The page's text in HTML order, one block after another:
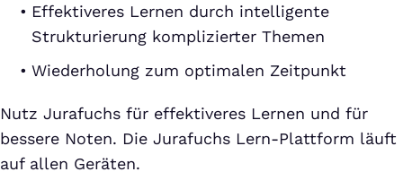
Effektiveres Lernen durch intelligente
Strukturierung komplizierter Themen
Wiederholung zum optimalen Zeitpunkt
Nutz Jurafuchs für effektiveres Lernen und für
bessere Noten. Die Jurafuchs Lern-Plattform läuft
auf allen Geräten.